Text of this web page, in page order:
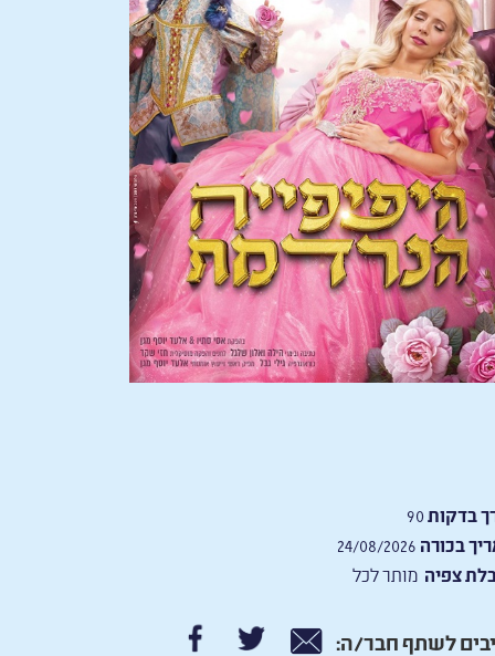
בדקות
בכורה
צפיה מותר לכל
לשתף חבר/ה: